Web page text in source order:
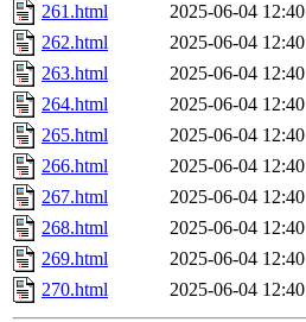
261.html
2025-06-04 12:40
262.html
2025-06-04 12:40
263.html
2025-06-04 12:40
264.html
2025-06-04 12:40
265.html
2025-06-04 12:40
266.html
2025-06-04 12:40
267.html
2025-06-04 12:40
268.html
2025-06-04 12:40
269.html
2025-06-04 12:40
270.html
2025-06-04 12:40